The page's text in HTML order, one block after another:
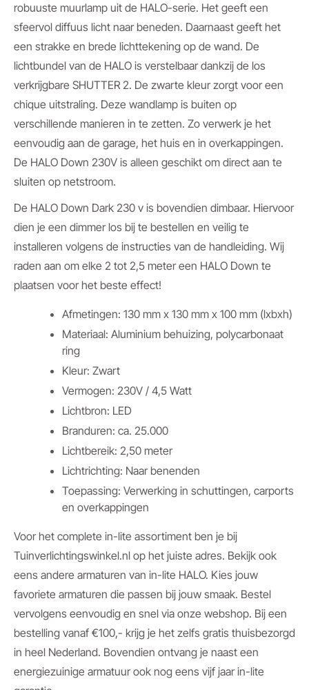
robuuste muurlamp uit de HALO-serie. Het geeft een
sfeervol diffuus licht naar beneden. Daarnaast geeft het
een strakke en brede lichttekening op de wand. De
lichtbundel van de HALO is verstelbaar dankzij de los
verkrijgbare SHUTTER 2. De zwarte kleur zorgt voor een
chique uitstraling. Deze wandlamp is buiten op
verschillende manieren in te zetten. Zo verwerk je het
eenvoudig aan de garage, het huis en in overkappingen.
De HALO Down 230V is alleen geschikt om direct aan te
sluiten op netstroom.
De HALO Down Dark 230 v is bovendien dimbaar. Hiervoor
dien je een dimmer los bij te bestellen en veilig te
installeren volgens de instructies van de handleiding. Wij
raden aan om elke 2 tot 2,5 meter een HALO Down te
plaatsen voor het beste effect!
Afmetingen: 130 mm x 130 mm x 100 mm (lxbxh)
Materiaal: Aluminium behuizing, polycarbonaat
ring
Kleur: Zwart
Vermogen: 230V / 4,5 Watt
Lichtbron: LED
Branduren: ca. 25.000
Lichtbereik: 2,50 meter
Lichtrichting: Naar benenden
Toepassing: Verwerking in schuttingen, carports
en overkappingen
Voor het complete in-lite assortiment ben je bij
Tuinverlichtingswinkel.nl op het juiste adres. Bekijk ook
eens andere armaturen van in-lite HALO. Kies jouw
favoriete armaturen die passen bij jouw smaak. Bestel
vervolgens eenvoudig en snel via onze webshop. Bij een
bestelling vanaf €100,- krijg je het zelfs gratis thuisbezorgd
in heel Nederland. Bovendien ontvang je naast een
energiezuinige armatuur ook nog eens vijf jaar in-lite